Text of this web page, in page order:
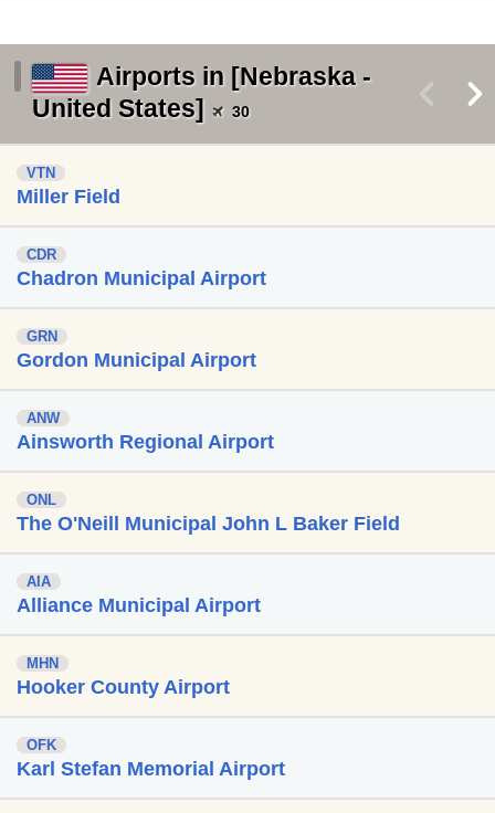
Airports in [Nebraska -
United States]
30
VTN
Miller Field
CDR
Chadron Municipal Airport
GRN
Gordon Municipal Airport
ANW
Ainsworth Regional Airport
ONL
The O'Neill Municipal John L Baker Field
AIA
Alliance Municipal Airport
MHN
Hooker County Airport
OFK
Karl Stefan Memorial Airport